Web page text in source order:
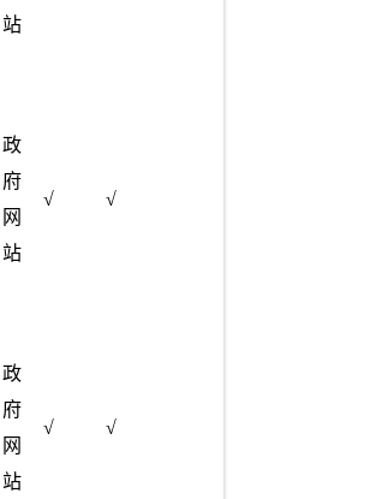
站
政
府
网
站
√ √
政
府
网
站
√ √